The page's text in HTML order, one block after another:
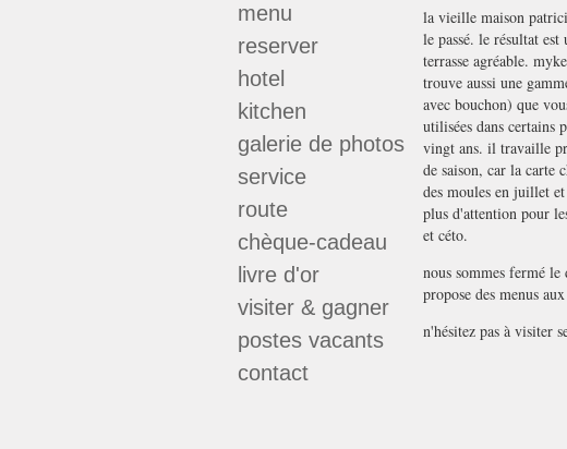
menu
reserver
hotel
kitchen
galerie de photos
service
route
chèque-cadeau
livre d'or
visiter & gagner
postes vacants
contact
la vieille maison
le passé. le résultat est
terrasse agréable.
trouve aussi une
avec bouchon) que
utilisées dans certains
vingt ans. il travaille
de saison, car la carte
des moules en juillet
plus d'attention pour
et céto.
nous sommes fermé
propose des menus
n'hésitez pas à visiter